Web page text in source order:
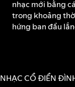
nhạc mới bằng
trong khoảng
hứng ban đầu
NHẠC CỔ ĐIỂN